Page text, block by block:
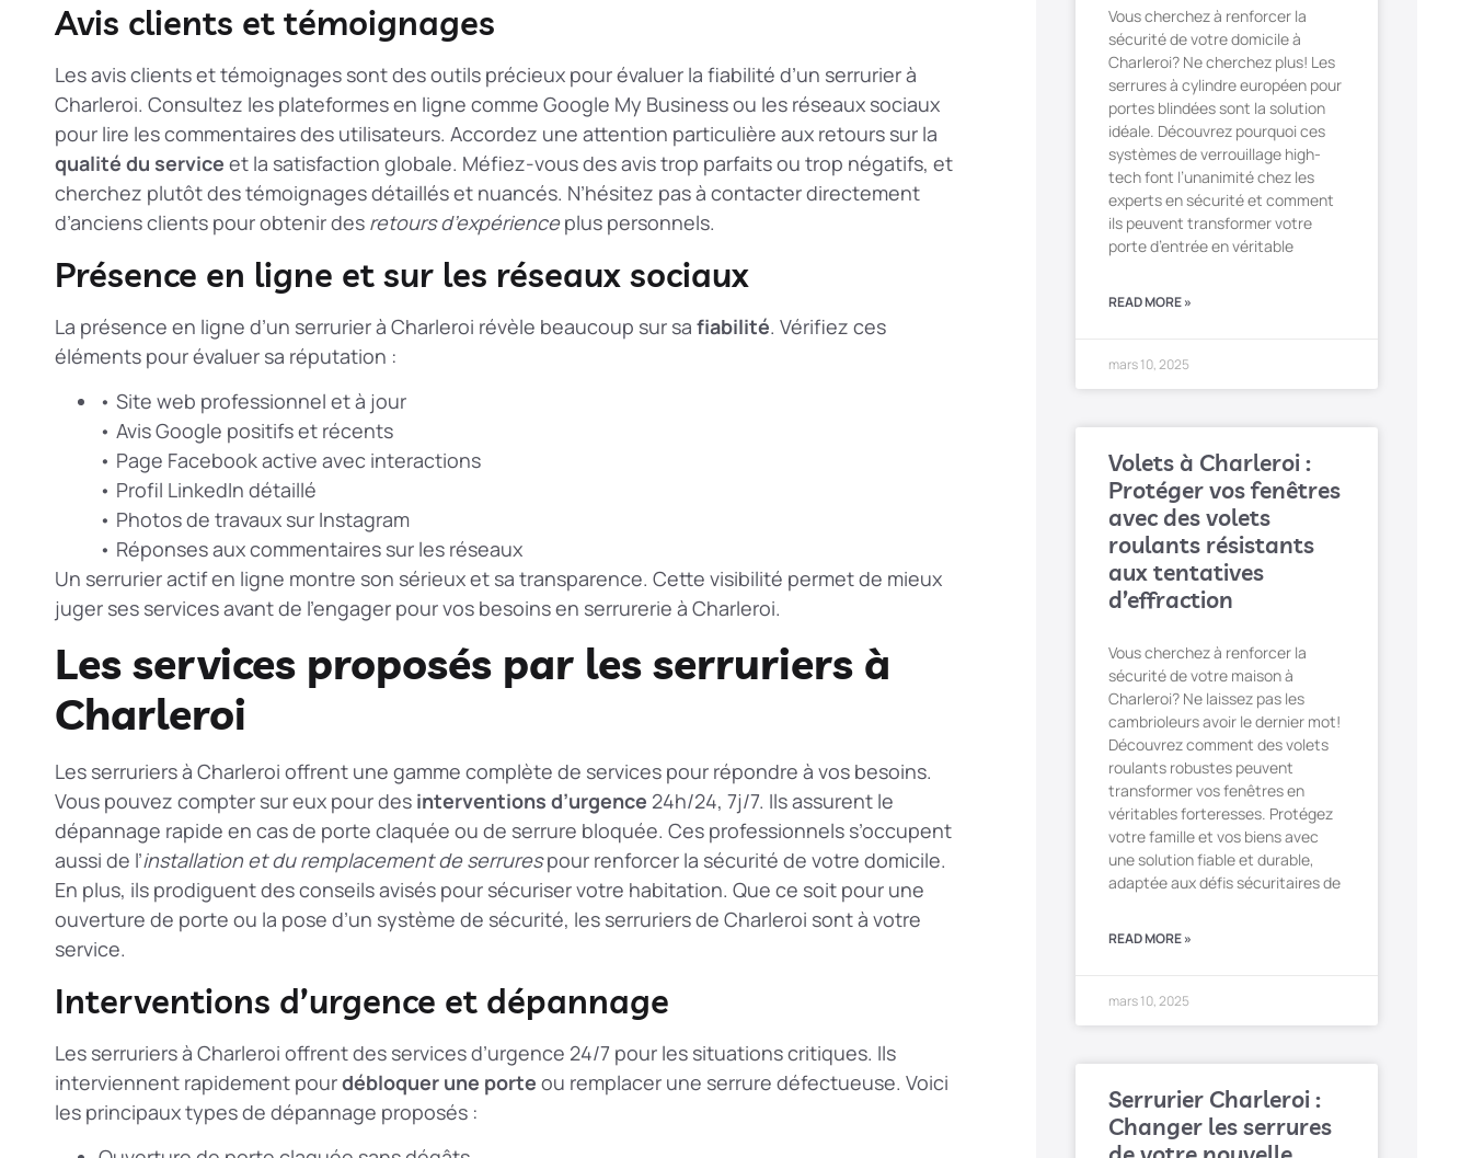
Avis clients et témoignages
Les avis clients et témoignages sont des outils précieux pour évaluer la fiabilité d’un serrurier à
Charleroi. Consultez les plateformes en ligne comme Google My Business ou les réseaux sociaux
pour lire les commentaires des utilisateurs. Accordez une attention particulière aux retours sur la
qualité du service et la satisfaction globale. Méfiez-vous des avis trop parfaits ou trop négatifs, et
cherchez plutôt des témoignages détaillés et nuancés. N’hésitez pas à contacter directement
d’anciens clients pour obtenir des retours d’expérienceplus personnels.
Présence en ligne et sur les réseaux sociaux
La présence en ligne d’un serrurier à Charleroi révèle beaucoup sur sa fiabilité. Vérifiez ces
éléments pour évaluer sa réputation :
• Site web professionnel et à jour
• Avis Google positifs et récents
• Page Facebook active avec interactions
• Profil LinkedIn détaillé
• Photos de travaux sur Instagram
• Réponses aux commentaires sur les réseaux
Un serrurier actif en ligne montre son sérieux et sa transparence. Cette visibilité permet de mieux
juger ses services avant de l’engager pour vos besoins en serrurerie à Charleroi.
Les services proposés par les serruriers à
Charleroi
Les serruriers à Charleroi offrent une gamme complète de services pour répondre à vos besoins.
Vous pouvez compter sur eux pour des interventions d’urgence 24h/24, 7j/7. Ils assurent le
dépannage rapide en cas de porte claquée ou de serrure bloquée. Ces professionnels s’occupent
aussi de l’installation et du remplacement de serrurespour renforcer la sécurité de votre domicile.
En plus, ils prodiguent des conseils avisés pour sécuriser votre habitation. Que ce soit pour une
ouverture de porte ou la pose d’un système de sécurité, les serruriers de Charleroi sont à votre
service.
Interventions d’urgence et dépannage
Les serruriers à Charleroi offrent des services d’urgence 24/7 pour les situations critiques. Ils
interviennent rapidement pourdébloquer une porte ou remplacer une serrure défectueuse. Voici
les principaux types de dépannage proposés :
Vous cherchez à renforcer la
sécurité de votre domicile à
Charleroi? Ne cherchez plus! Les
serrures à cylindre européen pour
portes blindées sont la solution
idéale. Découvrez pourquoi ces
systèmes de verrouillage high-
tech font l’unanimité chez les
experts en sécurité et comment
ils peuvent transformer votre
porte d’entrée en véritable
READ MORE »
mars 10, 2025
Volets à Charleroi :
Protéger vos fenêtres
avec des volets
roulants résistants
aux tentatives
d’effraction
Vous cherchez à renforcer la
sécurité de votre maison à
Charleroi? Ne laissez pas les
cambrioleurs avoir le dernier mot!
Découvrez comment des volets
roulants robustes peuvent
transformer vos fenêtres en
véritables forteresses. Protégez
votre famille et vos biens avec
une solution fiable et durable,
adaptée aux défis sécuritaires de
READ MORE »
mars 10, 2025
Serrurier Charleroi :
Changer les serrures